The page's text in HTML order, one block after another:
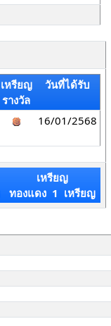
เหรียญ
รางวัล
วันที่ได้รับ
16/01/2568
เหรียญ
ทองแดง 1 เหรียญ